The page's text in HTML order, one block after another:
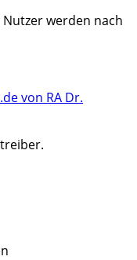
werden nach
von RA Dr.